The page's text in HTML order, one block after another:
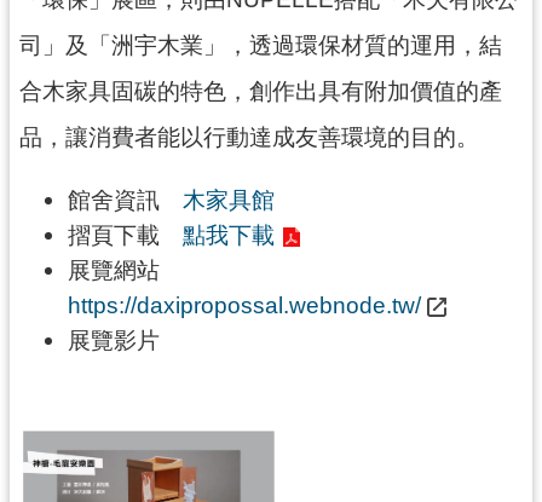
司」及「洲宇木業」，透過環保材質的運用，結
合木家具固碳的特色，創作出具有附加價值的產
品，讓消費者能以行動達成友善環境的目的。
館舍資訊 木家具館
摺頁下載 點我下載
展覽網站
https://daxipropossal.webnode.tw/
展覽影片